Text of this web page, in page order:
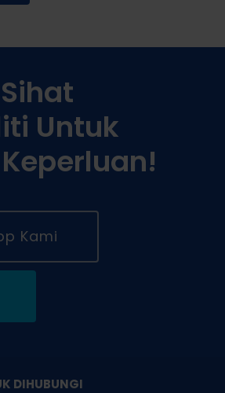
Untuk
Kami
DIHUBUNGI